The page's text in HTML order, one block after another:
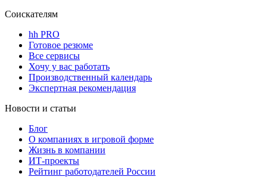
Соискателям
hh PRO
Готовое резюме
Все сервисы
Хочу у вас работать
Производственный календарь
Экспертная рекомендация
Новости и статьи
Блог
О компаниях в игровой форме
Жизнь в компании
ИТ-проекты
Рейтинг работодателей России